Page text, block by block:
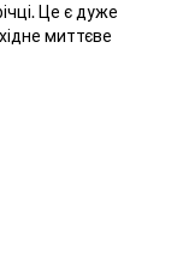
Це є дуже
миттєве